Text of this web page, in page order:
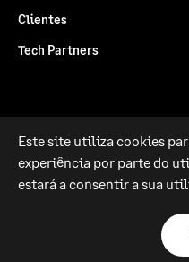
Clientes
Tech Partners
Politica legal
RGPD
Este site utiliza cookies
experiência por parte do
estará a consentir a sua